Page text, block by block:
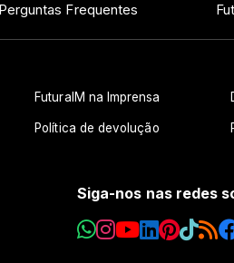
Perguntas Frequentes
FuturaIM na Imprensa
Política de devolução
Siga-nos nas redes